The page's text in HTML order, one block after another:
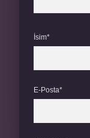
İsim*
E-Posta*